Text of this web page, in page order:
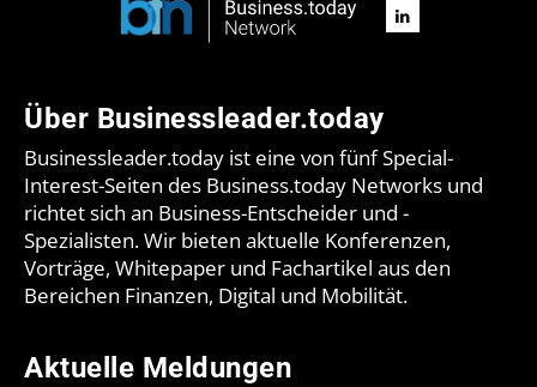
Über Businessleader.today
Businessleader.today ist eine von fünf Special-
Interest-Seiten des Business.today Networks und
richtet sich an Business-Entscheider und -
Spezialisten. Wir bieten aktuelle Konferenzen,
Vorträge, Whitepaper und Fachartikel aus den
Bereichen Finanzen, Digital und Mobilität.
Aktuelle Meldungen